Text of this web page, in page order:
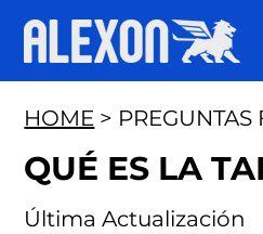
Última Actualización
HOME > PREGUNTAS
QUÉ ES LA